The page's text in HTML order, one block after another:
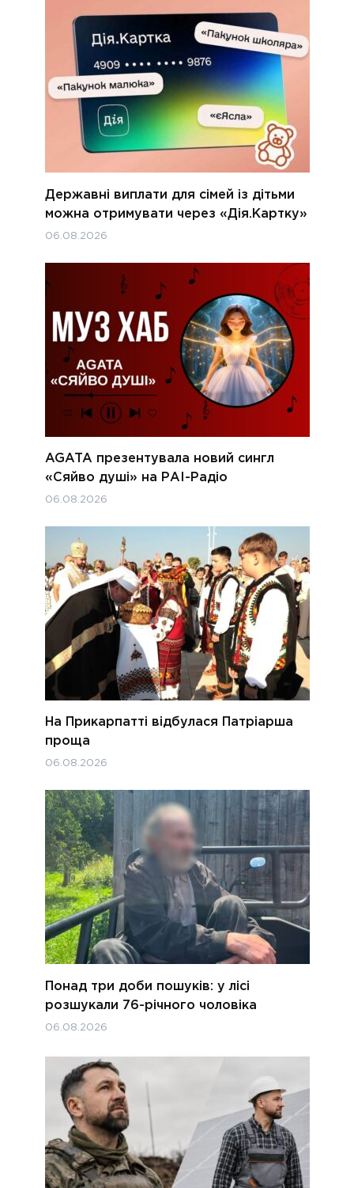
Державні виплати для сімей із дітьми
можна отримувати через «Дія.Картку»
06.08.2026
AGATA презентувала новий сингл
«Сяйво душі» на РАІ-Радіо
06.08.2026
На Прикарпатті відбулася Патріарша
проща
06.08.2026
Понад три доби пошуків: у лісі
розшукали 76-річного чоловіка
06.08.2026